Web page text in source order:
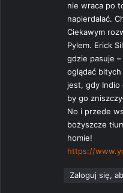
nie wraca po
napierdalać.
Ciekawym
Pylem. Erick
gdzie pasuje
oglądać
jest, gdy Indio
by go
No i przede
bożyszcze
homie!
https://
Zaloguj się,